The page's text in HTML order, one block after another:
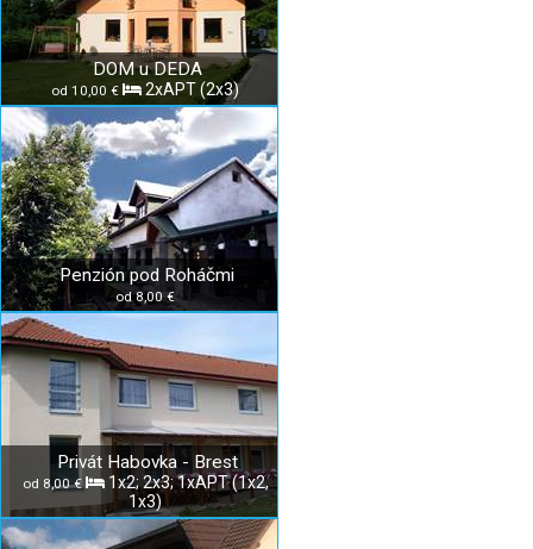
DOM u DEDA
od 10,00 € 2xAPT (2x3)
Penzión pod Roháčmi
od 8,00 €
Privát Habovka - Brest
od 8,00 €
1x2; 2x3; 1xAPT (1x2,
1x3)